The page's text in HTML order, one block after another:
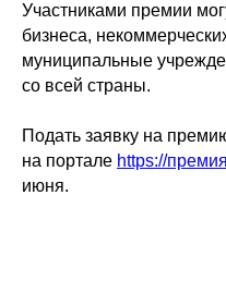
Участниками премии
бизнеса,
муниципальные
со всей страны.
Подать заявку на
на портале https://
июня.